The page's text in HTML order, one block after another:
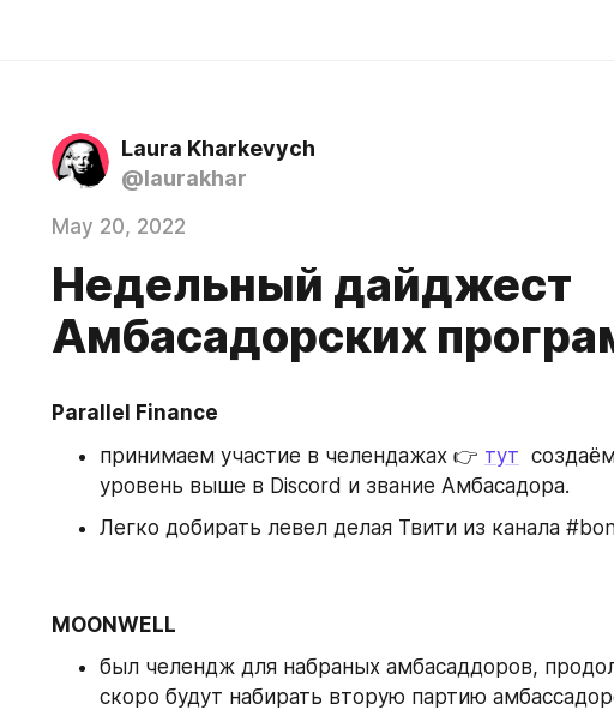
Laura Kharkevych
@laurakhar
May 20, 2022
Недельный дайджест
Амбасадорских
Parallel Finance
принимаем участие в челендажах 👉 тут
уровень выше в Discord и звание Амбасадора.
Легко добирать левел делая Твити из канала
MOONWELL
был челендж для набраных амбасаддоров,
скоро будут набирать вторую партию